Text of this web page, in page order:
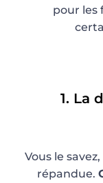
pour les
1. La
Vous le
répandue.